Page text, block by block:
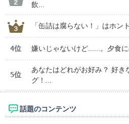
飲...
「缶詰は腐らない！」はホン
4位 嫌いじゃないけど......。夕食に
5位
あなたはどれがお好み？ 好き
グ！...
話題のコンテンツ